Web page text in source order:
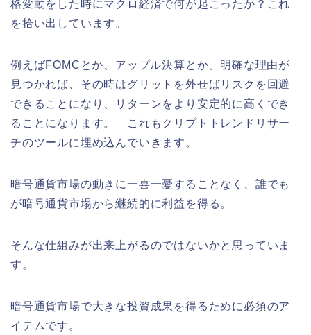
格変動をした時にマクロ経済で何が起こったか？これ
を拾い出しています。
例えばFOMCとか、アップル決算とか、明確な理由が
見つかれば、その時はグリットを外せばリスクを回避
できることになり、リターンをより安定的に高くでき
ることになります。 これもクリプトトレンドリサー
チのツールに埋め込んでいきます。
暗号通貨市場の動きに一喜一憂することなく、誰でも
が暗号通貨市場から継続的に利益を得る。
そんな仕組みが出来上がるのではないかと思っていま
す。
暗号通貨市場で大きな投資成果を得るために必須のア
イテムです。